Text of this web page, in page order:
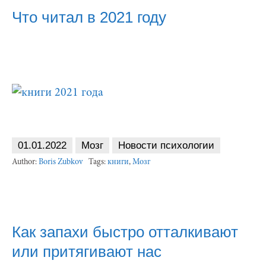
Что читал в 2021 году
01.01.2022 Мозг Новости психологии
Author: Boris Zubkov Tags: книги, Мозг
Как запахи быстро отталкивают
или притягивают нас